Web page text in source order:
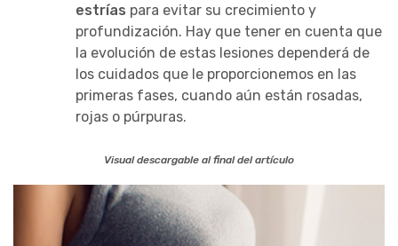
estrías para evitar su crecimiento y
profundización. Hay que tener en cuenta que
la evolución de estas lesiones dependerá de
los cuidados que le proporcionemos en las
primeras fases, cuando aún están rosadas,
rojas o púrpuras.
Visual descargable al final del artículo